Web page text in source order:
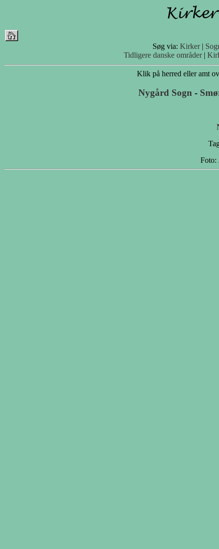
Søg via: Kirker|
Tidligere danske områder|
Klik på herred eller amt
Nygård Sogn -
Foto: